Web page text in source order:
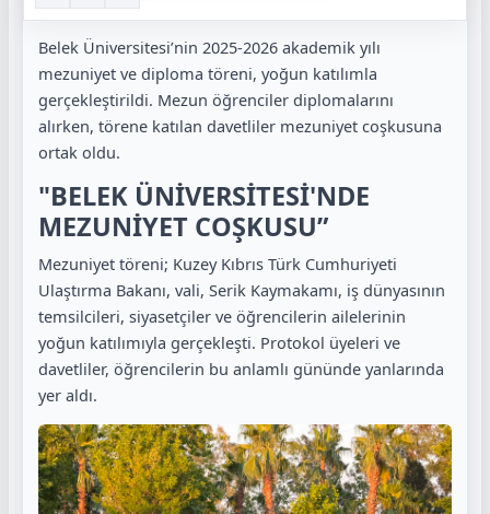
Belek Üniversitesi’nin 2025-2026 akademik yılı
mezuniyet ve diploma töreni, yoğun katılımla
gerçekleştirildi. Mezun öğrenciler diplomalarını
alırken, törene katılan davetliler mezuniyet coşkusuna
ortak oldu.
"BELEK ÜNİVERSİTESİ'NDE
MEZUNİYET COŞKUSU”
Mezuniyet töreni; Kuzey Kıbrıs Türk Cumhuriyeti
Ulaştırma Bakanı, vali, Serik Kaymakamı, iş dünyasının
temsilcileri, siyasetçiler ve öğrencilerin ailelerinin
yoğun katılımıyla gerçekleşti. Protokol üyeleri ve
davetliler, öğrencilerin bu anlamlı gününde yanlarında
yer aldı.